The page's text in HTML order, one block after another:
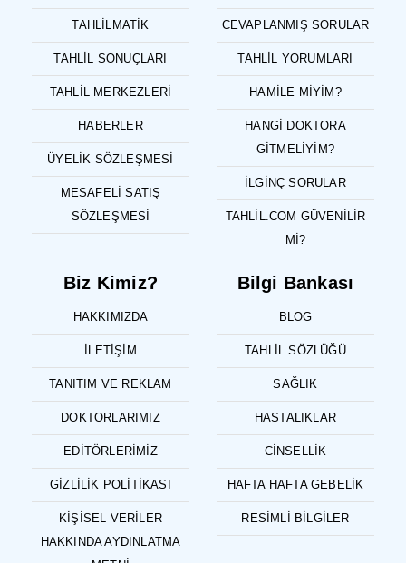
TAHLILMATIK
TAHLIL SONUÇLARI
TAHLIL MERKEZLERI
HABERLER
ÜYELIK SÖZLEŞMESI
MESAFELI SATIŞ
SÖZLEŞMESI
CEVAPLANMIŞ SORULAR
TAHLIL YORUMLARI
HAMILE MIYIM?
HANGI DOKTORA
GITMELIYIM?
İLGINÇ SORULAR
TAHLIL.COM GÜVENILIR
MI?
Biz Kimiz?
HAKKIMIZDA
İLETIŞIM
TANITIM VE REKLAM
DOKTORLARIMIZ
EDITÖRLERIMIZ
GIZLILIK POLITIKASI
KIŞISEL VERILER
HAKKINDA AYDINLATMA
Bilgi Bankası
BLOG
TAHLIL SÖZLÜĞÜ
SAĞLIK
HASTALIKLAR
CINSELLIK
HAFTA HAFTA GEBELIK
RESIMLI BILGILER